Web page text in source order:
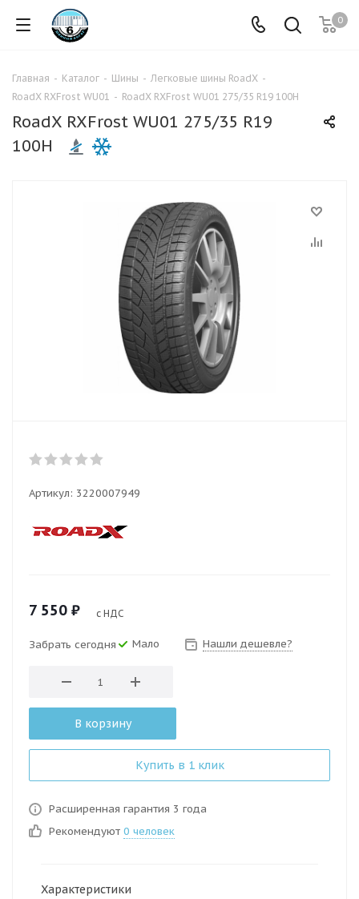
0
Главная - Каталог - Шины - Легковые шины RoadX -
RoadX RXFrost WU01 - RoadX RXFrost WU01 275/35 R19 100H
RoadX RXFrost WU01 275/35 R19
100H
Артикул: 3220007949
7 550 ₽ с НДС
Забрать сегодня Мало Нашли дешевле?
В корзину
Купить в 1 клик
Расширенная гарантия 3 года
Рекомендуют 0 человек
Характеристики